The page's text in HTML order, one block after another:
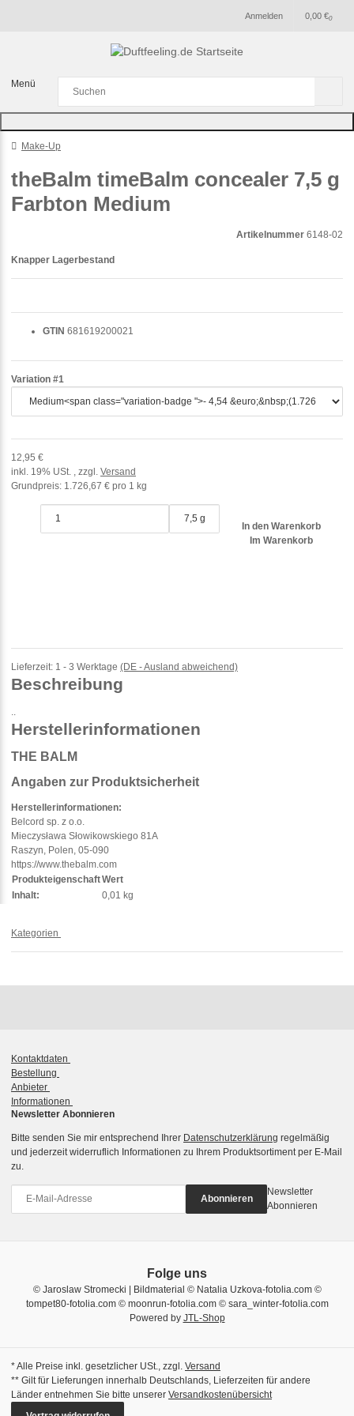
Anmelden 0
0,00 €
Menü
Make-Up
theBalm timeBalm concealer 7,5 g
Farbton Medium
Artikelnummer 6148-02
GTIN 681619200021
Variation #1
12,95 €
inkl. 19% USt. , zzgl. Versand
Grundpreis: 1.726,67 € pro 1 kg
7,5 g
In den Warenkorb
Im Warenkorb
Knapper Lagerbestand
Lieferzeit: 1 - 3 Werktage (DE - Ausland abweichend)
Beschreibung
..
Herstellerinformationen
THE BALM
Angaben zur Produktsicherheit
Herstellerinformationen:
Belcord sp. z o.o.
Mieczysława Słowikowskiego 81A
Raszyn, Polen, 05-090
https://www.thebalm.com
ProdukteigenschaftWert
Inhalt:
0,01 kg
Kategorien
Kontaktdaten
Bestellung
Anbieter
Informationen
Newsletter Abonnieren
Bitte senden Sie mir entsprechend Ihrer Datenschutzerklärung regelmäßig
und jederzeit widerruflich Informationen zu Ihrem Produktsortiment per E-Mail
zu.
Abonnieren
Newsletter
Abonnieren
© Jaroslaw Stromecki | Bildmaterial © Natalia Uzkova-fotolia.com ©
tompet80-fotolia.com © moonrun-fotolia.com © sara_winter-fotolia.com
Powered by JTL-Shop
Folge uns
* Alle Preise inkl. gesetzlicher USt., zzgl. Versand
** Gilt für Lieferungen innerhalb Deutschlands, Lieferzeiten für andere
Länder entnehmen Sie bitte unserer Versandkostenübersicht